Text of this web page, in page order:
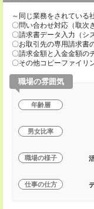
～同じ業務をされている
〇問い合わせ対応（取次
〇請求書データ入力（シ
〇お取引先の専用請求書
〇請求金額と入金金額の
〇その他コピーファイリ
職場の雰囲気
年齢層
男女比率
職場の様子
仕事の仕方